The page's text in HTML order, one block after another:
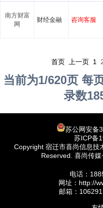
南方财富
网
财经金融 咨询客服
首页 上一页 1
当前为1/620页 每
录数
苏公网安备
苏ICP备
Copyright 宿迁市喜尚信息技
Reserved. 喜尚传
电话：
网址：http://
邮箱：